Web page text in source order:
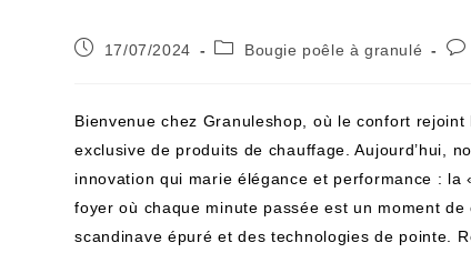
17/07/2024 Bougie poêle à granulé
Bienvenue chez Granuleshop, où le confort
exclusive de produits de chauffage. Aujourd’hui,
innovation qui marie élégance et performance : la
foyer où chaque minute passée est un moment
scandinave épuré et des technologies de pointe.